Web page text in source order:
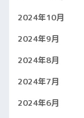
2024年10月
2024年9月
2024年8月
2024年7月
2024年6月